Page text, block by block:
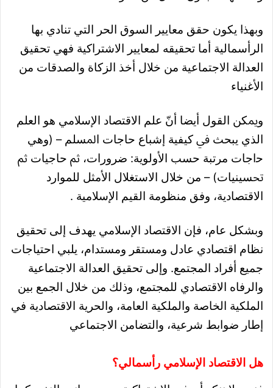
وبهذا يكون حقق معايير السوق الحر التي تنادي بها
الرأسمالية أما تحقيقه لمعايير الاشتراكية فهي تحقيق
العدالة الاجتماعية من خلال أخذ الزكاة والصدقات من
الأغنياء
وﳝﻜﻦ اﻟﻘﻮل أﻳﻀﺎ أنّ ﻋﻠﻢ اﻻﻗﺘﺼﺎد اﻹﺳﻼﻣﻲ ﻫﻮ اﻟﻌﻠﻢ
اﻟﺬي ﻳﺒﺤﺚ ﰲ ﻛﻴﻔﻴﺔ إﺷﺒﺎع ﺣﺎﺟﺎت اﳌﺴﻠﻢ – (وﻫﻲ
ﺣاﺟﺎت ﻣﺮﺗﺒﺔ ﺣﺴﺐ اﻷوﻟﻮﻳﺔ: ﺿﺮورات، ﰒ ﺣﺎﺟﻴﺎت ﰒ
ﲢﺴﻴﻨﻴﺎت) – ﻣﻦ ﺧﻼل اﻻﺳﺘﻐﻼل اﻷﻣﺜﻞ ﻟﻠﻤﻮارد
اﻻﻗﺘﺼﺎدﻳﺔ، وﻓﻖ ﻣﻨﻈﻮﻣﺔ اﻟﻘﻴﻢ اﻹﺳﻼﻣﻴﺔ .
وبشكل عام، فإن الاقتصاد الإسلامي يهدف إلى تحقيق
نظام اقتصادي عادل ومستقر ومستدام، يلبي احتياجات
جميع أفراد المجتمع. وإلى تحقيق العدالة الاجتماعية
والرفاه الاقتصادي للمجتمع، وذلك من خلال الجمع بين
الملكية الخاصة والملكية العامة، والحرية الاقتصادية في
إطار ضوابط شرعية، والتضامن الاجتماعي
هل الاقتصاد الإسلامي رأسمالي؟